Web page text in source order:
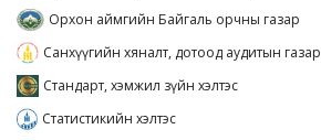
Орхон аймгийн Байгаль орчны газар
Санхүүгийн хяналт, дотоод аудитын газар
Стандарт, хэмжил зүйн хэлтэс
Статистикийн хэлтэс